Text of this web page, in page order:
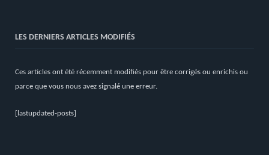
LES DERNIERS ARTICLES MODIFIÉS
Ces articles ont été récemment modifiés pour être corrigés ou enrichis ou
parce que vous nous avez signalé une erreur.
[lastupdated-posts]